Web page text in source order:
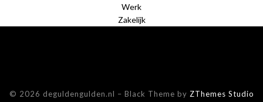
Werk
Zakelijk
© 2026 deguldengulden.nl – Black Theme by ZThemes Studio